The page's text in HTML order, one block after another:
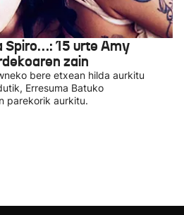
Spiro…: 15 urte Amy
zain
bere etxean hilda aurkitu
Erresuma Batuko
parekorik aurkitu.